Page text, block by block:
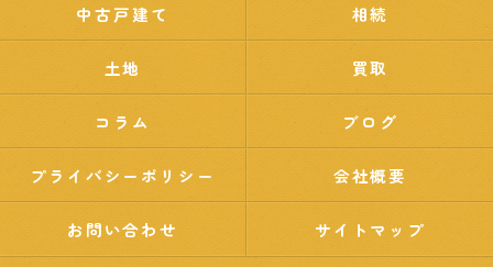
中古戸建て 相続
土地 買取
コラム ブログ
プライバシーポリシー 会社概要
お問い合わせ サイトマップ